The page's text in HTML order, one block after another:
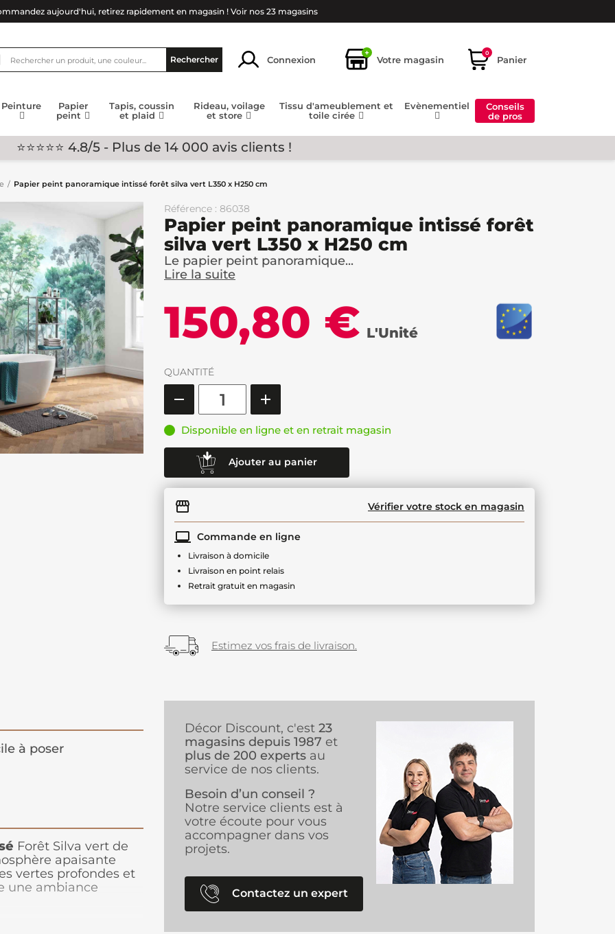
aujourd'hui, retirez rapidement en magasin ! Voir nos 23 magasins
Rechercher Connexion
+
Votre magasin
0
Panier
Peinture
Papier
peint
Tapis, coussin
et plaid
Rideau, voilage
et store
Tissu d'ameublement et
toile cirée
Evènementiel
Conseils
de pros
⭐⭐⭐⭐⭐ 4.8/5 - Plus de 14 000 avis clients !
Papier peint panoramique intissé forêt silva vert L350 x H250 cm
Référence : 86038
Papier peint panoramique intissé forêt
silva vert L350 x H250 cm
Le papier peint panoramique...
Lire la suite
150,80 € L'Unité
QUANTITÉ
Disponible en ligne et en retrait magasin
Ajouter au panier
Vérifier votre stock en magasin
Commande en ligne
Livraison à domicile
Livraison en point relais
Retrait gratuit en magasin
Estimez vos frais de livraison.
à poser
Forêt Silva vert de
apaisante
vertes profondes et
une ambiance
l'installation
Décor Discount, c'est 23
magasins depuis 1987 et
plus de 200 experts au
service de nos clients.
Besoin d’un conseil ?
Notre service clients est à
votre écoute pour vous
accompagner dans vos
projets.
Contactez un expert